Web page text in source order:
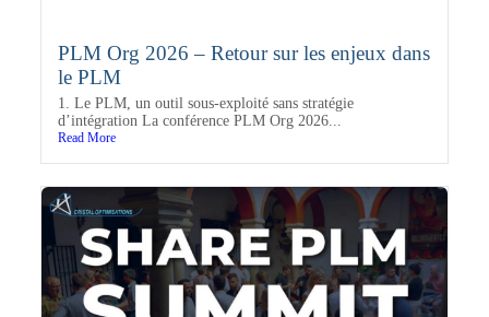
PLM Org 2026 – Retour sur les enjeux dans
le PLM
1. Le PLM, un outil sous-exploité sans stratégie
d’intégration La conférence PLM Org 2026...
Read More